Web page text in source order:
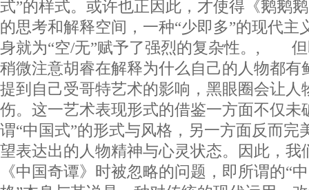
式”的样式。或许也正因此，才使得《鹅鹅
的思考和解释空间，一种“少即多”的现代主
身就为“空/无”赋予了强烈的复杂性。, 但
稍微注意胡睿在解释为什么自己的人物都有
提到自己受哥特艺术的影响，黑眼圈会让人
伤。这一艺术表现形式的借鉴一方面不仅未
谓“中国式”的形式与风格，另一方面反而完
望表达出的人物精神与心灵状态。因此，我
《中国奇谭》时被忽略的问题，即所谓的“